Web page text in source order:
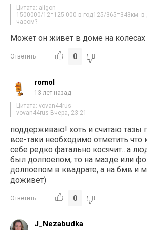
Цитата: aligon
1500000/12=125.000 в год125/365=343км. в
часом?
Может он живет в доме на колесах
Ответить 0
romol
13 лет назад
Цитата: vovan44rus
vovan44rus Вчера, 23:21
поддерживаю! хоть и считаю тазы
все-таки необходимо отметить что
себе редко фатально косячит…а
был долпоепом, то на мазде или
долпоепом в квадрате, а на бмв и
доживет)
Ответить 0
J_Nezabudka